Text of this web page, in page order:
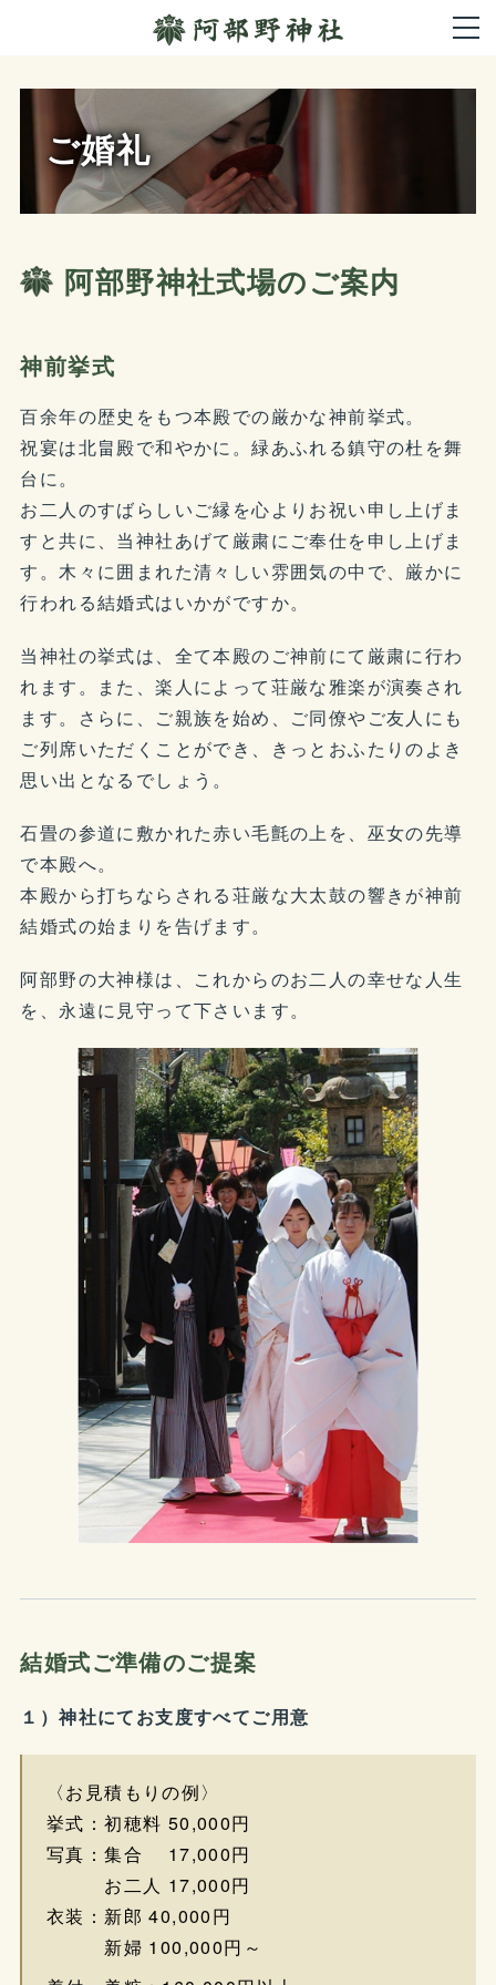
ご婚礼
阿部野神社式場のご案内
神前挙式
百余年の歴史をもつ本殿での厳かな神前挙式。
祝宴は北畠殿で和やかに。緑あふれる鎮守の杜を舞
台に。
お二人のすばらしいご縁を心よりお祝い申し上げま
すと共に、当神社あげて厳粛にご奉仕を申し上げま
す。木々に囲まれた清々しい雰囲気の中で、厳かに
行われる結婚式はいかがですか。
当神社の挙式は、全て本殿のご神前にて厳粛に行わ
れます。また、楽人によって荘厳な雅楽が演奏され
ます。さらに、ご親族を始め、ご同僚やご友人にも
ご列席いただくことができ、きっとおふたりのよき
思い出となるでしょう。
石畳の参道に敷かれた赤い毛氈の上を、巫女の先導
で本殿へ。
本殿から打ちならされる荘厳な大太鼓の響きが神前
結婚式の始まりを告げます。
阿部野の大神様は、これからのお二人の幸せな人生
を、永遠に見守って下さいます。
結婚式ご準備のご提案
１）神社にてお支度すべてご用意
〈お見積もりの例〉
挙式：初穂料 50,000円
写真：集合 17,000円
お二人 17,000円
衣装：新郎 40,000円
新婦 100,000円～